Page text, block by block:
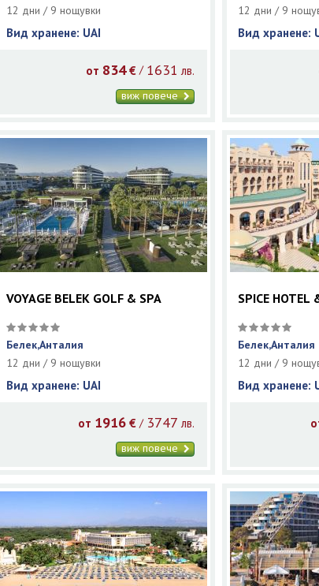
12 дни / 9 нощувки
Вид хранене: UAI
от 834 € / 1631 лв.
виж повече
12 дни / 9
Вид хранене:
VOYAGE BELEK GOLF & SPA
Белек,Анталия
12 дни / 9 нощувки
Вид хранене: UAI
от 1916 € / 3747 лв.
виж повече
SPICE HOTEL
Белек,Анталия
12 дни / 9
Вид хранене: